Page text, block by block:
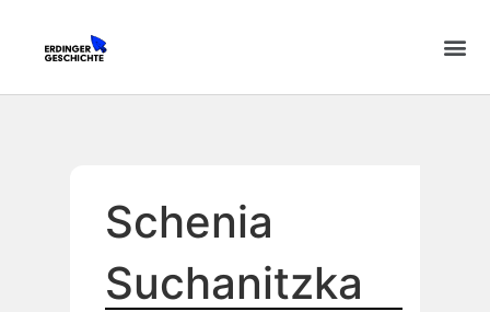
Schenia
Suchanitzka